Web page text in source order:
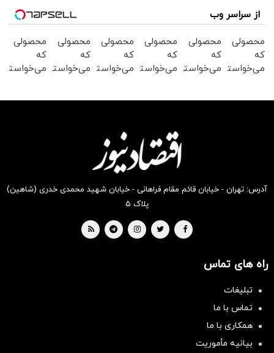
از سراسر وب
محصولی
که
می‌خواستی
محصولی
که
می‌خواستی
محصولی
که
می‌خواستی
بخر !
محصولی
که
می‌خواستی
بخر !
محصولی
که
می‌خواستی
محصولی
که
می‌خواستی
آدرس: تهران - خیابان قائم مقام فراهانی - خیابان شهید محمدی خدری (شاهین)
پلاک ۵
راه های تماس
تبلیغات
تماس با ما
همکاری با ما
بیانیه مأموریت